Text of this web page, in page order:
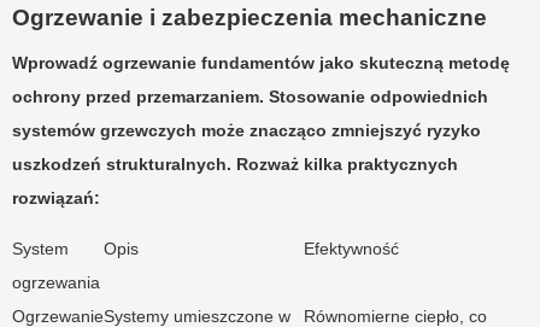
Ogrzewanie i zabezpieczenia mechaniczne
Wprowadź ogrzewanie fundamentów jako skuteczną metodę
ochrony przed przemarzaniem. Stosowanie odpowiednich
systemów grzewczych może znacząco zmniejszyć ryzyko
uszkodzeń strukturalnych. Rozważ kilka praktycznych
rozwiązań:
System
ogrzewania
Opis Efektywność
OgrzewanieSystemy umieszczone w
Równomierne ciepło, co